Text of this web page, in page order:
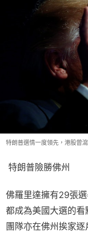
特朗普選情一度領先，港股曾
特朗普險勝佛州
佛羅里達擁有29張
都成為美國大選的
團隊亦在佛州挨家